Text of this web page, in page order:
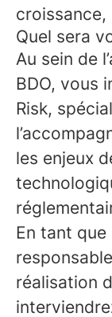
Quel sera
Au sein de
BDO, vous
Risk,
les enjeux
En tant
réalisation